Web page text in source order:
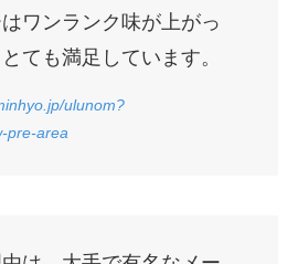
ワンランク味が上がっ
ても満足しています。
ulunom?
pre-area